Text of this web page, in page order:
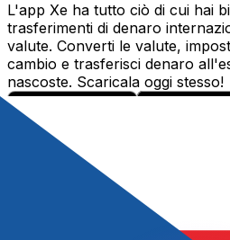
L'app Xe ha tutto ciò di cui hai
trasferimenti di denaro
valute. Converti le valute,
cambio e trasferisci denaro
nascoste. Scaricala oggi stesso!